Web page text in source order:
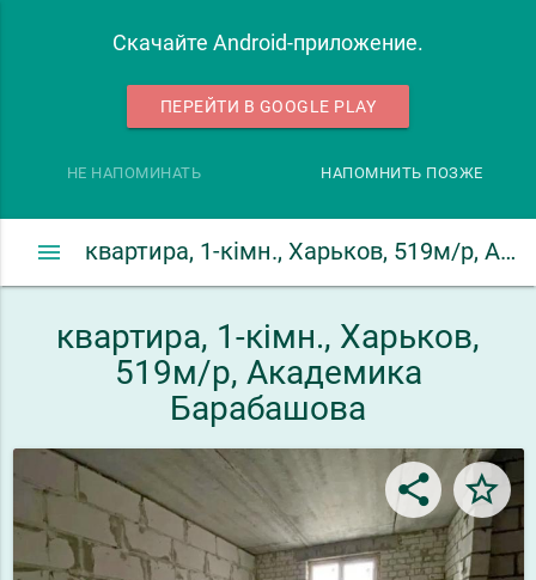
Скачайте Android-приложение.
ПЕРЕЙТИ В GOOGLE PLAY
НЕ НАПОМИНАТЬ НАПОМНИТЬ ПОЗЖЕ
квартира, 1-кімн., Харьков, 519м/р, Академика Барабашова
menu
квартира, 1-кімн., Харьков,
519м/р, Академика
Барабашова
share star_border